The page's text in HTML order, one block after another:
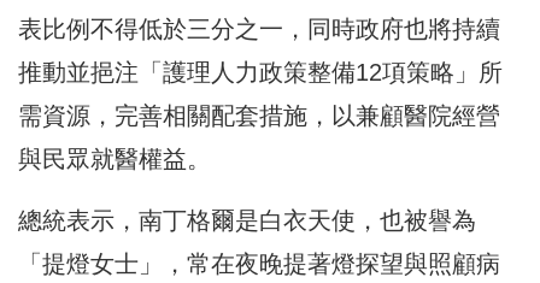
表比例不得低於三分之一，同時政府也將持續
推動並挹注「護理人力政策整備12項策略」所
需資源，完善相關配套措施，以兼顧醫院經營
與民眾就醫權益。
總統表示，南丁格爾是白衣天使，也被譽為
「提燈女士」，常在夜晚提著燈探望與照顧病